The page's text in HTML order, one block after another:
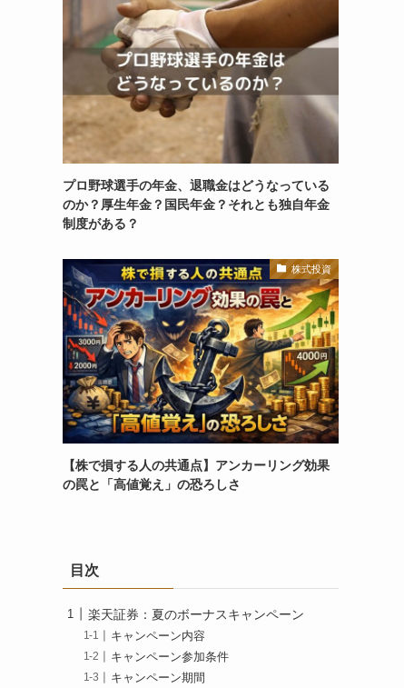
プロ野球選手の年金、退職金はどうなっている
のか？厚生年金？国民年金？それとも独自年金
制度がある？
株式投資
【株で損する人の共通点】アンカーリング効果
の罠と「高値覚え」の恐ろしさ
目次
楽天証券：夏のボーナスキャンペーン
キャンペーン内容
キャンペーン参加条件
キャンペーン期間